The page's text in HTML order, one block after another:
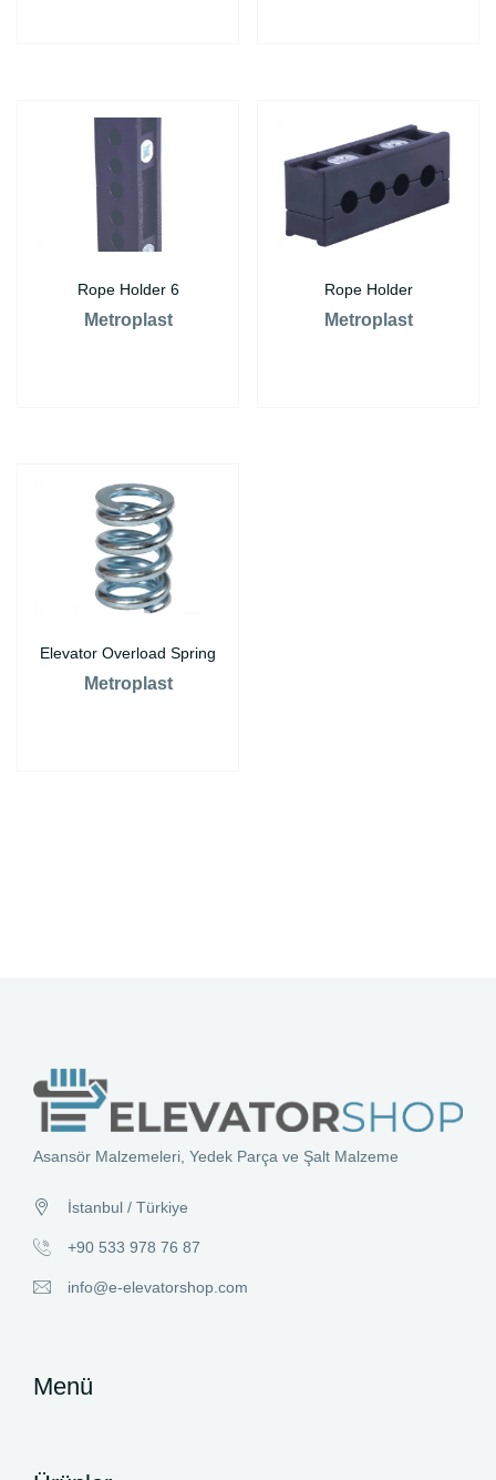
Rope Holder 6
Metroplast
Rope Holder
Metroplast
Elevator Overload Spring
Metroplast
Asansör Malzemeleri, Yedek Parça ve Şalt Malzeme
İstanbul / Türkiye
+90 533 978 76 87
info@e-elevatorshop.com
Menü